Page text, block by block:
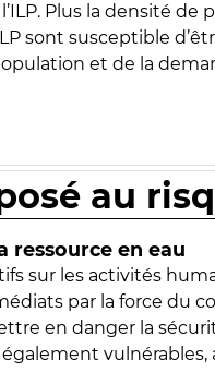
Plus la densité de
sont susceptible
et de la
au
ressource en eau
sur les activités
par la force du
en danger la
vulnérables,